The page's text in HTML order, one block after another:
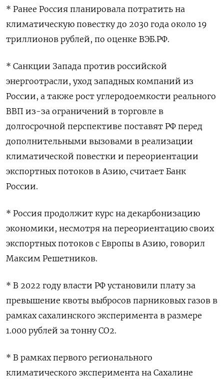
* Ранее Россия планировала потратить на
климатическую повестку до 2030 года около 19
триллионов рублей, по оценке ВЭБ.РФ.
* Санкции Запада против российской
энергоотрасли, уход западных компаний из
России, а также рост углеродоемкости реального
ВВП из-за ограничений в торговле в
долгосрочной перспективе поставят РФ перед
дополнительными вызовами в реализации
климатической повестки и переориентации
экспортных потоков в Азию, считает Банк
России.
* Россия продолжит курс на декарбонизацию
экономики, несмотря на переориентацию своих
экспортных потоков с Европы в Азию, говорил
Максим Решетников.
* В 2022 году власти РФ установили плату за
превышение квоты выбросов парниковых газов в
рамках сахалинского эксперимента в размере
1.000 рублей за тонну СО2.
* В рамках первого регионального
климатического эксперимента на Сахалине